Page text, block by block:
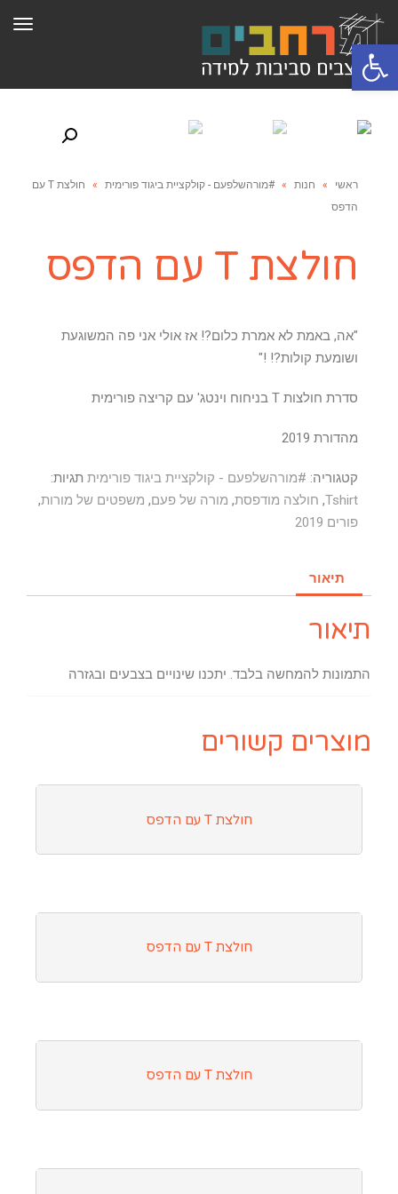
ראשי » חנות » #מורהשלפעם - קולקציית ביגוד פורימית »
חולצת T עם
הדפס
חולצת T עם הדפס
"אה, באמת לא אמרת כלום?! אז אולי אני פה המשוגעת
ושומעת קולות?! !"
סדרת חולצות T בניחוח וינטג' עם קריצה פורימית
מהדורת 2019
קטגוריה: #מורהשלפעם - קולקציית ביגוד פורימית תגיות:
Tshirt
, חולצה מודפסת, מורה של פעם, משפטים של מורות,
פורים 2019
תיאור
תיאור
התמונות להמחשה בלבד. יתכנו שינויים בצבעים ובגזרה
מוצרים קשורים
חולצת T עם הדפס
חולצת T עם הדפס
חולצת T עם הדפס
פתח סרגל נגישות